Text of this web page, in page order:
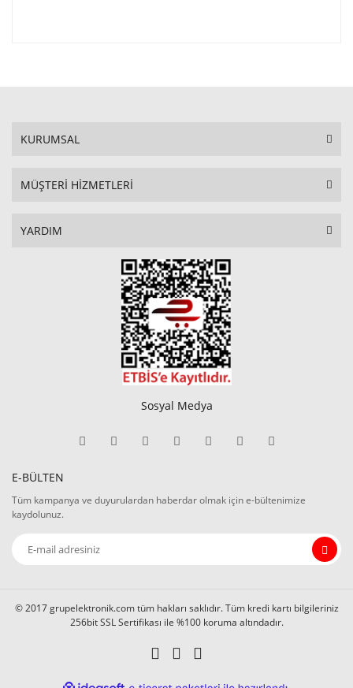
KURUMSAL
MÜŞTERİ HİZMETLERİ
YARDIM
Sosyal Medya
E-BÜLTEN
Tüm kampanya ve duyurulardan haberdar olmak için e-bültenimize
kaydolunuz.
© 2017 grupelektronik.com tüm hakları saklıdır. Tüm kredi kartı bilgileriniz
256bit SSL Sertifikası ile %100 koruma altındadır.